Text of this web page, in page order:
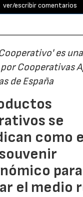
ver/escribir comentarios
es
Cooperativas
de España
se
como
para
el medio